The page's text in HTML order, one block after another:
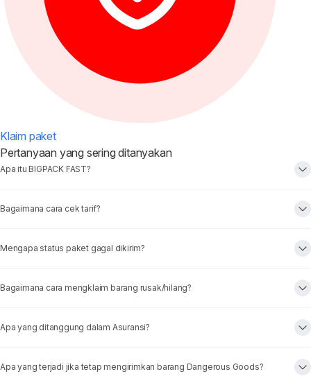
Klaim paket
Pertanyaan yang sering ditanyakan
Apa itu BIGPACK FAST?
Bagaimana cara cek tarif?
Mengapa status paket gagal dikirim?
Bagaimana cara mengklaim barang rusak/hilang?
Apa yang ditanggung dalam Asuransi?
Apa yang terjadi jika tetap mengirimkan barang Dangerous Goods?